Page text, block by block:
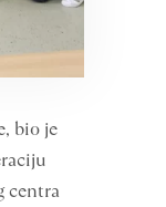
bio je
centra